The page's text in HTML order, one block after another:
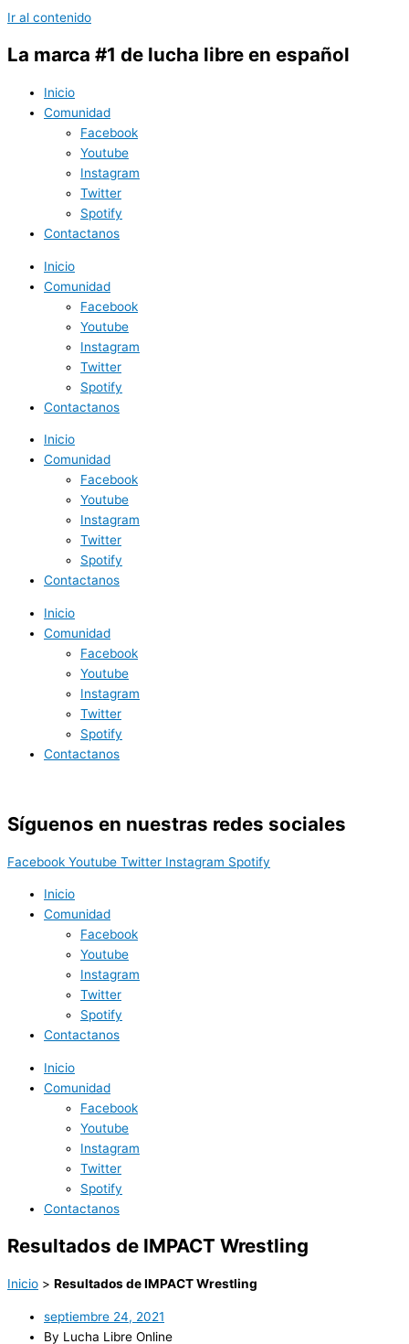
Ir al contenido
La marca #1 de lucha libre en español
Inicio
Comunidad
Facebook
Youtube
Instagram
Twitter
Spotify
Contactanos
Inicio
Comunidad
Facebook
Youtube
Instagram
Twitter
Spotify
Contactanos
Inicio
Comunidad
Facebook
Youtube
Instagram
Twitter
Spotify
Contactanos
Inicio
Comunidad
Facebook
Youtube
Instagram
Twitter
Spotify
Contactanos
Síguenos en nuestras redes sociales
Facebook Youtube Twitter Instagram Spotify
Inicio
Comunidad
Facebook
Youtube
Instagram
Twitter
Spotify
Contactanos
Inicio
Comunidad
Facebook
Youtube
Instagram
Twitter
Spotify
Contactanos
Resultados de IMPACT Wrestling
Inicio > Resultados de IMPACT Wrestling
septiembre 24, 2021
By Lucha Libre Online